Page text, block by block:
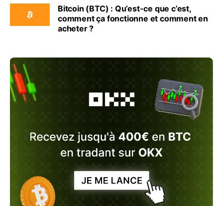
Bitcoin (BTC) : Qu’est-ce que c’est,
comment ça fonctionne et comment en
acheter ?